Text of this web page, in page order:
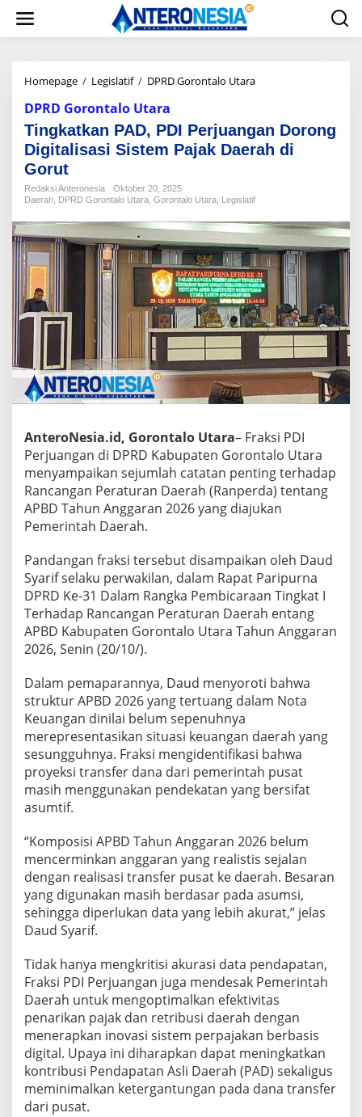
w
Homepage / Legislatif / DPRD Gorontalo Utara
g
k
a
P
A
D
,
P
D
I
P
e
r
j
a
a
n
D
o
r
o
D
i
g
i
t
a
s
a
s
S
i
s
t
e
a
a
k
D
a
h
d
i
G
o
r
u
t
DPRD Gorontalo Utara
Tingkatkan PAD, PDI Perjuangan Dorong
Digitalisasi Sistem Pajak Daerah di
Gorut
Redaksi Anteronesia
Oktober 20, 2025
Daerah DPRD Gorontalo Utara Gorontalo Utara Legislatif
AnteroNesia.id, Gorontalo Utara– Fraksi PDI
Perjuangan di DPRD Kabupaten Gorontalo Utara
menyampaikan sejumlah catatan penting terhadap
Rancangan Peraturan Daerah (Ranperda) tentang
APBD Tahun Anggaran 2026 yang diajukan
Pemerintah Daerah.
Pandangan fraksi tersebut disampaikan oleh Daud
Syarif selaku perwakilan, dalam Rapat Paripurna
DPRD Ke-31 Dalam Rangka Pembicaraan Tingkat I
Terhadap Rancangan Peraturan Daerah entang
APBD Kabupaten Gorontalo Utara Tahun Anggaran
2026, Senin (20/10/).
Dalam pemaparannya, Daud menyoroti bahwa
struktur APBD 2026 yang tertuang dalam Nota
Keuangan dinilai belum sepenuhnya
merepresentasikan situasi keuangan daerah yang
sesungguhnya. Fraksi mengidentifikasi bahwa
proyeksi transfer dana dari pemerintah pusat
masih menggunakan pendekatan yang bersifat
asumtif.
“Komposisi APBD Tahun Anggaran 2026 belum
mencerminkan anggaran yang realistis sejalan
dengan realisasi transfer pusat ke daerah. Besaran
yang digunakan masih berdasar pada asumsi,
sehingga diperlukan data yang lebih akurat,” jelas
Daud Syarif.
Tidak hanya mengkritisi akurasi data pendapatan,
Fraksi PDI Perjuangan juga mendesak Pemerintah
Daerah untuk mengoptimalkan efektivitas
penarikan pajak dan retribusi daerah dengan
menerapkan inovasi sistem perpajakan berbasis
digital. Upaya ini diharapkan dapat meningkatkan
kontribusi Pendapatan Asli Daerah (PAD) sekaligus
meminimalkan ketergantungan pada dana transfer
dari pusat.